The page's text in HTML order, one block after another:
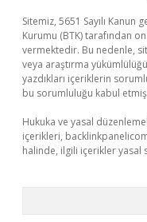
Sitemiz, 5651 Sayılı
Kurumu (BTK) tarafından
vermektedir. Bu nedenle,
veya araştırma
yazdıkları içeriklerin
bu sorumluluğu kabul etmiş
Hukuka ve yasal
içerikleri,
halinde, ilgili içerikler yasal